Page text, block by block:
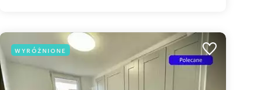
WYRÓŻNIONE